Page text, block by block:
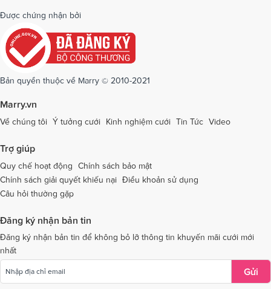
Được chứng nhận bởi
Bản quyền thuộc về Marry © 2010-2021
Marry.vn
Về chúng tôi Ý tưởng cưới Kinh nghiệm cưới Tin Tức Video
Trợ giúp
Quy chế hoạt động
Chính sách bảo mật
Chính sách giải quyết khiếu nại Điều khoản sử dụng
Câu hỏi thường gặp
Đăng ký nhận bản tin
Đăng ký nhận bản tin để không bỏ lỡ thông tin khuyến mãi cưới mới
nhất
Gửi